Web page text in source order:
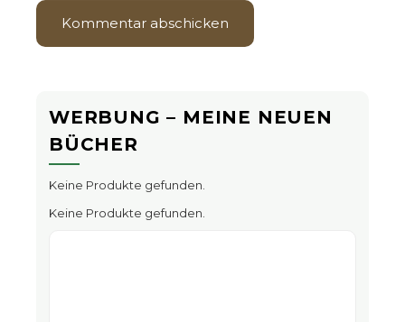
WERBUNG – MEINE NEUEN
BÜCHER
Keine Produkte gefunden.
Keine Produkte gefunden.